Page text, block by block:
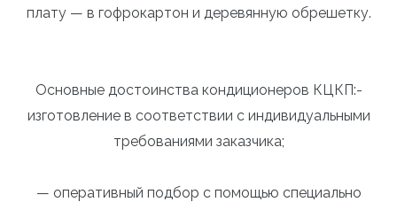
плату — в гофрокартон и деревянную обрешетку.
Основные достоинства кондиционеров КЦКП:-
изготовление в соответствии с индивидуальными
требованиями заказчика;
— оперативный подбор с помощью специально